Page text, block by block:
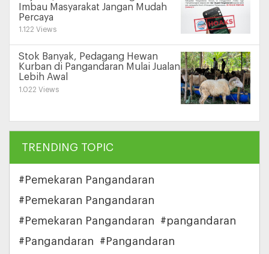
Imbau Masyarakat Jangan Mudah
Percaya
1.122 Views
Stok Banyak, Pedagang Hewan
Kurban di Pangandaran Mulai Jualan
Lebih Awal
1.022 Views
TRENDING TOPIC
#Pemekaran Pangandaran
#Pemekaran Pangandaran
#Pemekaran Pangandaran
#pangandaran
#Pangandaran
#Pangandaran